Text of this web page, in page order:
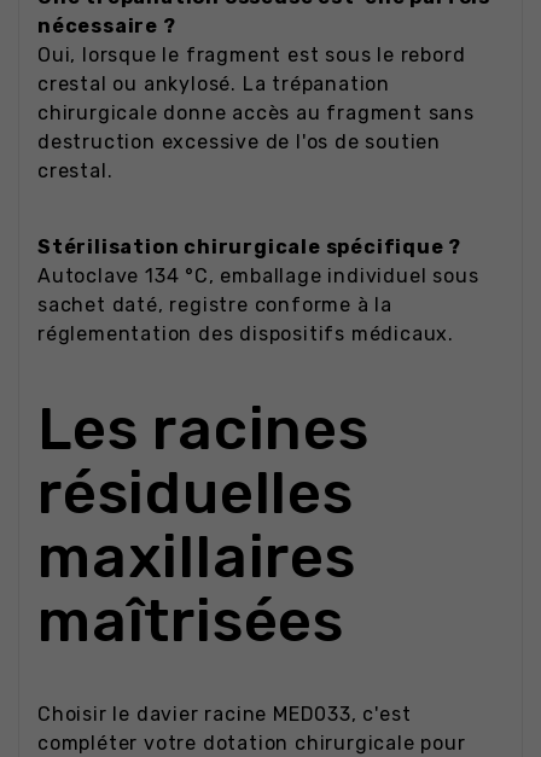
nécessaire ?
Oui, lorsque le fragment est sous le rebord
crestal ou ankylosé. La trépanation
chirurgicale donne accès au fragment sans
destruction excessive de l'os de soutien
crestal.
Stérilisation chirurgicale spécifique ?
Autoclave 134 °C, emballage individuel sous
sachet daté, registre conforme à la
réglementation des dispositifs médicaux.
Les racines
résiduelles
maxillaires
maîtrisées
Choisir le davier racine MED033, c'est
compléter votre dotation chirurgicale pour